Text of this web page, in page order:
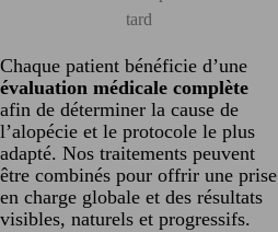
tard
Chaque patient bénéficie d’une
évaluation médicale complète
afin de déterminer la cause de
l’alopécie et le protocole le plus
adapté. Nos traitements peuvent
être combinés pour offrir une prise
en charge globale et des résultats
visibles, naturels et progressifs.